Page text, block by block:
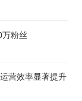
粉丝
营效率显著提升